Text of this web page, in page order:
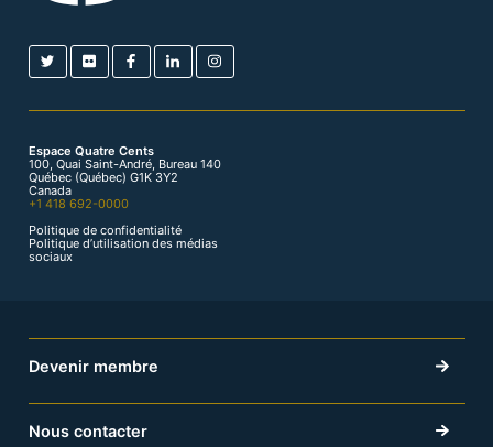
Espace Quatre Cents
100, Quai Saint-André, Bureau 140
Québec (Québec) G1K 3Y2
Canada
+1 418 692-0000
Politique de confidentialité
Politique d’utilisation des médias
sociaux
Devenir membre
Nous contacter